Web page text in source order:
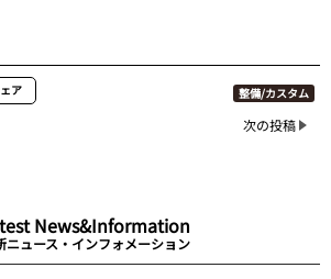
ア 整備/カスタム
次の投稿
News&Information
ニュース・インフォメーション